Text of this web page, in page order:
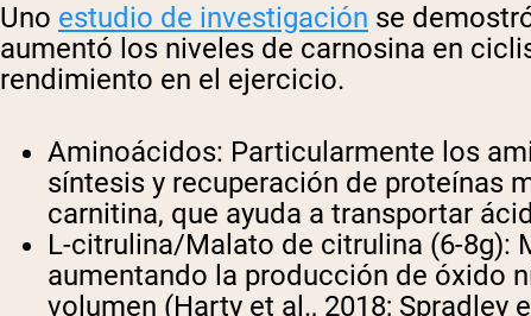
Uno estudio de investigación se
aumentó los niveles de carnosina en
rendimiento en el ejercicio.
Aminoácidos: Particularmente los
síntesis y recuperación de proteínas
carnitina, que ayuda a transportar
L-citrulina/Malato de citrulina (6-8g):
aumentando la producción de óxido
volumen (Harty et al., 2018; Spradley